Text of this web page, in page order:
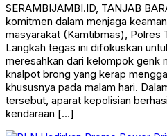
SERAMBIJAMBI.ID, TANJAB
komitmen dalam menjaga
masyarakat (Kamtibmas), Polres
Langkah tegas ini difokuskan
meresahkan dari kelompok genk
knalpot brong yang kerap
khususnya pada malam hari.
tersebut, aparat kepolisian
kendaraan […]